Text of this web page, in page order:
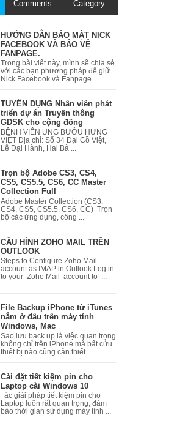
Comments Category
HƯỚNG DẪN BẢO MẬT NICK
FACEBOOK VÀ BẢO VỆ
FANPAGE.
Trong bài viết này, mình sẽ chia sẻ
với các bạn phương pháp để giữ
Nick Facebook và Fanpage ...
TUYỂN DỤNG Nhân viên phát
triển dự án Truyền thông
GDSK cho cộng đồng
BỆNH VIÊN UNG BƯỚU HƯNG
VIỆT Địa chỉ: Số 34 Đại Cồ Việt,
Lê Đại Hành, Hai Bà ...
Trọn bộ Adobe CS3, CS4,
CS5, CS5.5, CS6, CC Master
Collection Full
Adobe Master Collection (CS3,
CS4, CS5, CS5.5, CS6, CC) Trọn
bộ các ứng dụng, công ...
CẤU HÌNH ZOHO MAIL TRÊN
OUTLOOK
Steps to Configure Zoho Mail
account as IMAP in Outlook Log in
to your Zoho Mail account to ...
File Backup iPhone từ iTunes
nẳm ở đâu trên máy tính
Windows, Mac
Sao lưu back up là việc quan trọng
không chỉ trên iPhone mà bất cứu
thiết bị nào cũng cần thiết ...
Cài đặt tiết kiệm pin cho
Laptop cài Windows 10
ác giải pháp tiết kiệm pin cho
Laptop luôn rất quan trọng, đảm
bảo thời gian sử dụng máy tính ...